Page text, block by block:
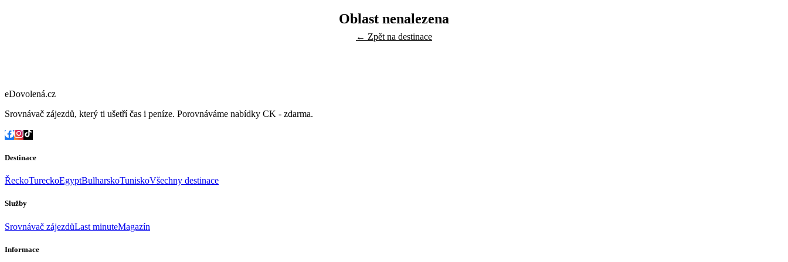
Oblast nenalezena
← Zpět na destinace
eDovolená.cz
Srovnávač zájezdů, který ti ušetří čas i peníze. Porovnáváme nabídky CK - zdarma.
Destinace
ŘeckoTureckoEgyptBulharskoTuniskoVšechny destinace
Služby
Srovnávač zájezdůLast minuteMagazín
Informace